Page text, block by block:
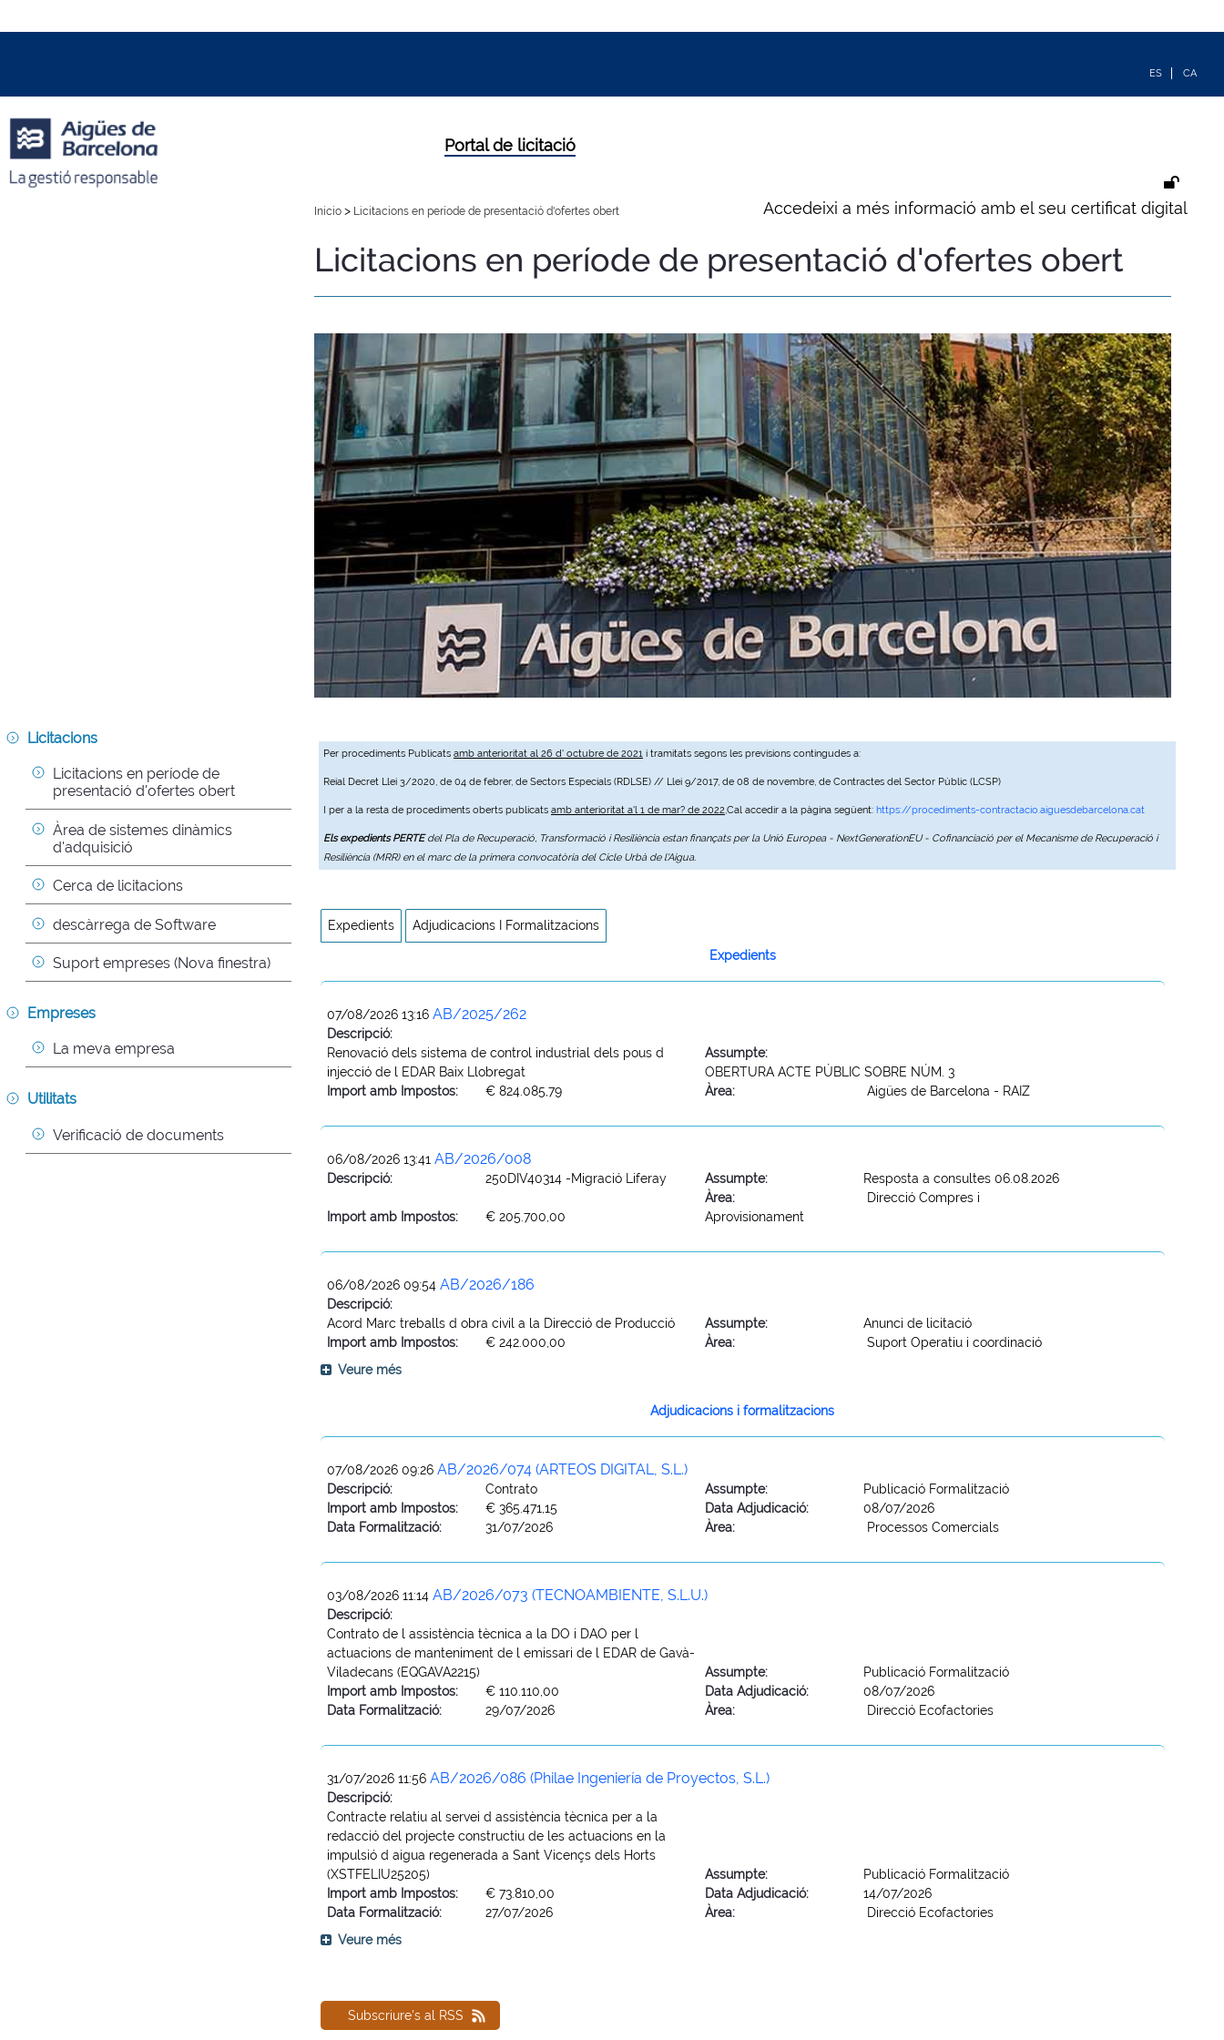
Per procediments Publicats amb anterioritat al 26 d' octubre de 2021 i tramitats segons les previsions contingudes a:
Reial Decret Llei 3/2020, de 04 de febrer, de Sectors Especials (RDLSE) // Llei 9/2017, de 08 de novembre, de Contractes del Sector Públic (LCSP)
I per a la resta de procediments oberts publicats amb anterioritat a'l 1 de mar? de 2022,Cal accedir a la pàgina següent: https://procediments-contractacio.aiguesdebarcelona.cat
Els expedients PERTEdel Pla de Recuperació, Transformació i Resiliència estan finançats per la Unió Europea - NextGenerationEU - Cofinanciació per el Mecanisme de Recuperació i
Resiliència (MRR) en el marc de la primera convocatòria del Cicle Urbà de l'Aigua.
Portal de licitació
Accedeixi a més informació amb el seu certificat digital
Licitacions
Licitacions en període de
presentació d'ofertes obert
Àrea de sistemes dinàmics
d'adquisició
Cerca de licitacions
descàrrega de Software
Suport empreses (Nova finestra)
Empreses
La meva empresa
Utilitats
Verificació de documents
Inicio > Licitacions en període de presentació d'ofertes obert
Licitacions en període de presentació d'ofertes obert
Expedients Adjudicacions I Formalitzacions
Expedients
07/08/2026 13:16 AB/2025/262
Descripció:
Renovació dels sistema de control industrial dels pous d
injecció de l EDAR Baix Llobregat
Assumpte:
OBERTURA ACTE PÚBLIC SOBRE NÚM. 3
Import amb Impostos:
€ 824.085,79 Àrea: Aigües de Barcelona - RAIZ
06/08/2026 13:41 AB/2026/008
Descripció: 250DIV40314 -Migració Liferay Assumpte: Resposta a consultes 06.08.2026
Import amb Impostos: € 205.700,00
Àrea:
Direcció Compres i
Aprovisionament
06/08/2026 09:54 AB/2026/186
Descripció:
Acord Marc treballs d obra civil a la Direcció de Producció
Assumpte:
Anunci de licitació
Import amb Impostos:
€ 242.000,00 Àrea:
Suport Operatiu i coordinació
Veure més
Adjudicacions i formalitzacions
07/08/2026 09:26 AB/2026/074 (ARTEOS DIGITAL, S.L.)
Descripció: Contrato Assumpte:
Publicació Formalització
Import amb Impostos:
€ 365.471,15 Data Adjudicació:
08/07/2026
Data Formalització:
31/07/2026 Àrea: Processos Comercials
03/08/2026 11:14 AB/2026/073 (TECNOAMBIENTE, S.L.U.)
Descripció:
Contrato de l assistència tècnica a la DO i DAO per l
actuacions de manteniment de l emissari de l EDAR de Gavà-
Viladecans (EQGAVA2215)
Assumpte:
Publicació Formalització
Import amb Impostos:
€ 110.110,00 Data Adjudicació:
08/07/2026
Data Formalització:
29/07/2026 Àrea: Direcció Ecofactories
31/07/2026 11:56 AB/2026/086 (Philae Ingeniería de Proyectos, S.L.)
Descripció:
Contracte relatiu al servei d assistència tècnica per a la
redacció del projecte constructiu de les actuacions en la
impulsió d aigua regenerada a Sant Vicençs dels Horts
(XSTFELIU25205)
Assumpte:
Publicació Formalització
Import amb Impostos:
€ 73.810,00 Data Adjudicació:
14/07/2026
Data Formalització:
27/07/2026 Àrea:
Direcció Ecofactories
Veure més
Subscriure's al RSS